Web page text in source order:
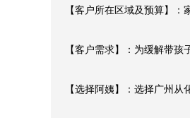
【客户所在区域及预算】
【客户需求】：为缓解带
【选择阿姨】：选择广州